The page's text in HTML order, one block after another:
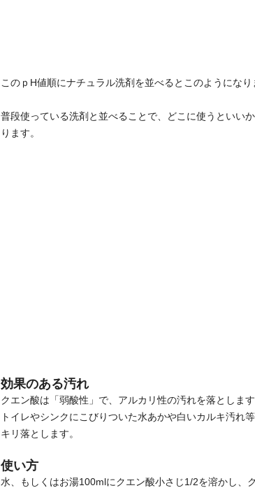
このｐH値順にナチュラル洗剤を並べるとこのようになり
普段使っている洗剤と並べることで、どこに使うといい
ります。
効果のある汚れ
クエン酸は「弱酸性」で、アルカリ性の汚れを落としま
トイレやシンクにこびりついた水あかや白いカルキ汚れ
キリ落とします。
使い方
水、もしくはお湯100mlにクエン酸小さじ1/2を溶かし、